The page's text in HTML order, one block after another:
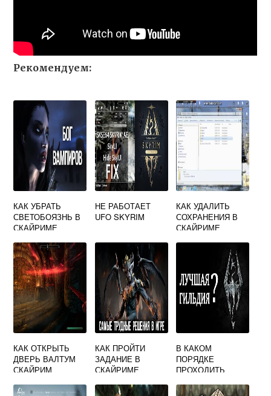
Рекомендуем:
КАК УБРАТЬ
СВЕТОБОЯЗНЬ В
СКАЙРИМЕ
НЕ РАБОТАЕТ
UFO SKYRIM
КАК УДАЛИТЬ
СОХРАНЕНИЯ В
СКАЙРИМЕ
КАК ОТКРЫТЬ
ДВЕРЬ ВАЛТУМ
СКАЙРИМ
КАК ПРОЙТИ
ЗАДАНИЕ В
СКАЙРИМЕ
ТЕХНОЛОГИЯ
В КАКОМ
ПОРЯДКЕ
ПРОХОДИТЬ